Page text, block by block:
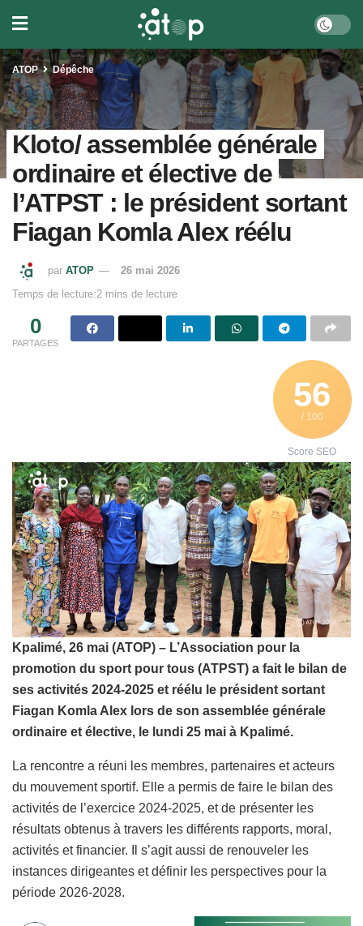
ATOP Dépêche
Kloto/ assemblée générale
ordinaire et élective de
l’ATPST : le président sortant
Fiagan Komla Alex réélu
par ATOP
26 mai 2026
Temps de lecture:2 mins de lecture
0
PARTAGES
56
/ 100
Score SEO
Kpalimé, 26 mai (ATOP) – L’Association pour la
promotion du sport pour tous (ATPST) a fait le bilan de
ses activités 2024-2025 et réélu le président sortant
Fiagan Komla Alex lors de son assemblée générale
ordinaire et élective, le lundi 25 mai à Kpalimé.
La rencontre a réuni les membres, partenaires et acteurs
du mouvement sportif. Elle a permis de faire le bilan des
activités de l’exercice 2024-2025, et de présenter les
résultats obtenus à travers les différents rapports, moral,
activités et financier. Il s’agit aussi de renouveler les
instances dirigeantes et définir les perspectives pour la
période 2026-2028.